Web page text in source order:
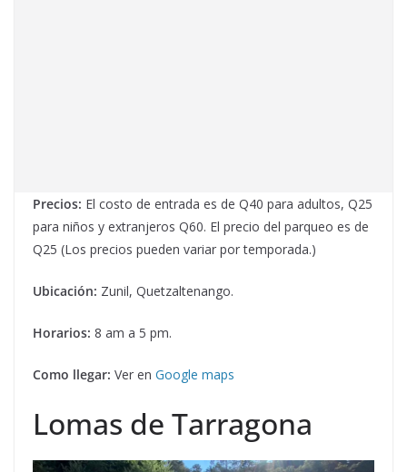
Precios: El costo de entrada es de Q40 para adultos, Q25
para niños y extranjeros Q60. El precio del parqueo es de
Q25 (Los precios pueden variar por temporada.)
Ubicación: Zunil, Quetzaltenango.
Horarios: 8 am a 5 pm.
Como llegar: Ver en Google maps
Lomas de Tarragona